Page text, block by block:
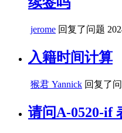
jerome 回复了问题
入籍时间计算
猴君 Yannick 回复了
请问A-0520-if